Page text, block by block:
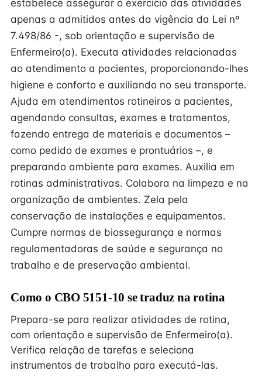
estabelece assegurar o exercício das atividades
apenas a admitidos antes da vigência da Lei nº
7.498/86 -, sob orientação e supervisão de
Enfermeiro(a). Executa atividades relacionadas
ao atendimento a pacientes, proporcionando-lhes
higiene e conforto e auxiliando no seu transporte.
Ajuda em atendimentos rotineiros a pacientes,
agendando consultas, exames e tratamentos,
fazendo entrega de materiais e documentos –
como pedido de exames e prontuários –, e
preparando ambiente para exames. Auxilia em
rotinas administrativas. Colabora na limpeza e na
organização de ambientes. Zela pela
conservação de instalações e equipamentos.
Cumpre normas de biossegurança e normas
regulamentadoras de saúde e segurança no
trabalho e de preservação ambiental.
Como o CBO 5151-10 se traduz na rotina
Prepara-se para realizar atividades de rotina,
com orientação e supervisão de Enfermeiro(a).
Verifica relação de tarefas e seleciona
instrumentos de trabalho para executá-las.